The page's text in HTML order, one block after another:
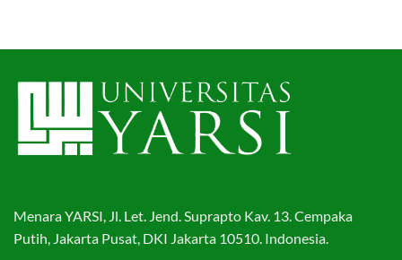
Menara YARSI, Jl. Let. Jend. Suprapto Kav. 13. Cempaka
Putih, Jakarta Pusat, DKI Jakarta 10510. Indonesia.